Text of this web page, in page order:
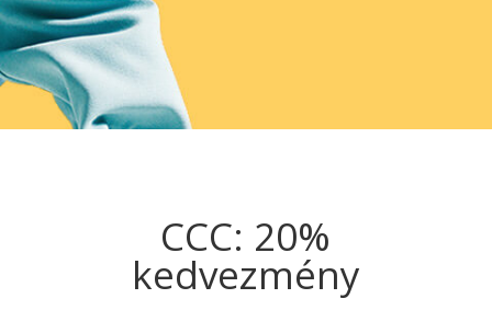
CCC: 20%
kedvezmény